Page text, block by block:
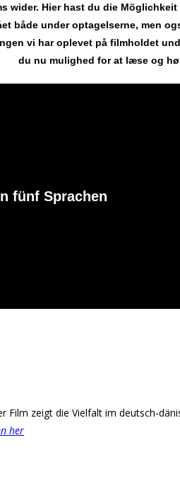
wider. Hier hast du die
både under optagelserne, men
vi har oplevet på filmholdet
du nu mulighed for at læse og
fünf Sprachen
Film zeigt die Vielfalt im deutsch-
her